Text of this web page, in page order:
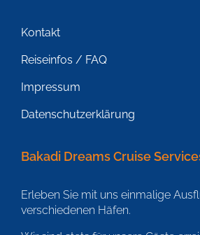
Kontakt
Reiseinfos / FAQ
Impressum
Datenschutzerklärung
Bakadi Dreams Cruise
Erleben Sie mit uns einmalige
verschiedenen Häfen.